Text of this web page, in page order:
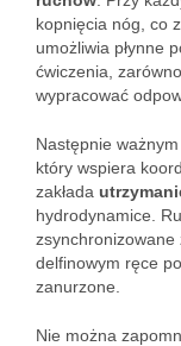
kopnięcia nóg, co
umożliwia płynne
ćwiczenia,
wypracować
Następnie
który wspiera
zakłada
hydrodynamice.
delfinowym ręce
zanurzone.
Nie można